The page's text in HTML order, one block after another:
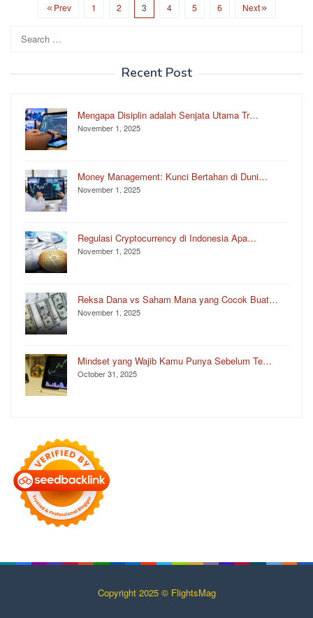
Prev 1 2 3 4 5 6 Next
Search
for:
Recent Post
Mengapa Disiplin adalah Senjata Utama Tr…
November 1, 2025
Money Management: Kunci Bertahan di Duni…
November 1, 2025
Regulasi Cryptocurrency di Indonesia Apa…
November 1, 2025
Reksa Dana vs Saham Mana yang Cocok Buat…
November 1, 2025
Mindset yang Wajib Kamu Punya Sebelum Te…
October 31, 2025
Copyright 2025 © FlightsMag